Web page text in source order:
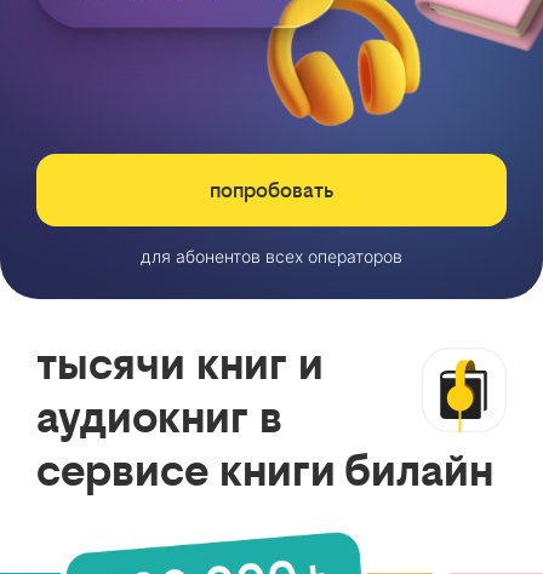
попробовать
для абонентов всех операторов
тысячи книг и
аудиокниг в
сервисе книги билайн